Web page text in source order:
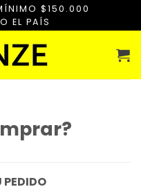
$150.000
EL PAÍS
PEDIDO